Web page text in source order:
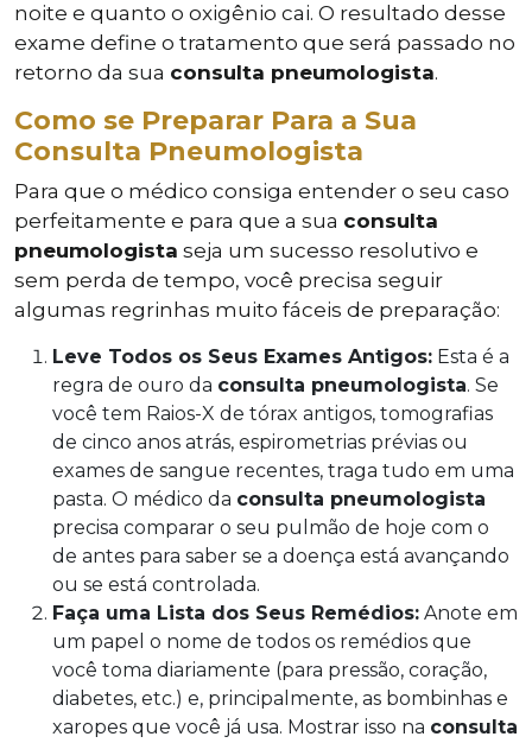
noite e quanto o oxigênio cai. O resultado desse
exame define o tratamento que será passado no
retorno da sua consulta pneumologista.
Como se Preparar Para a Sua
Consulta Pneumologista
Para que o médico consiga entender o seu caso
perfeitamente e para que a sua consulta
pneumologista seja um sucesso resolutivo e
sem perda de tempo, você precisa seguir
algumas regrinhas muito fáceis de preparação:
Leve Todos os Seus Exames Antigos: Esta é a
regra de ouro da consulta pneumologista. Se
você tem Raios-X de tórax antigos, tomografias
de cinco anos atrás, espirometrias prévias ou
exames de sangue recentes, traga tudo em uma
pasta. O médico da consulta pneumologista
precisa comparar o seu pulmão de hoje com o
de antes para saber se a doença está avançando
ou se está controlada.
Faça uma Lista dos Seus Remédios: Anote em
um papel o nome de todos os remédios que
você toma diariamente (para pressão, coração,
diabetes, etc.) e, principalmente, as bombinhas e
xaropes que você já usa. Mostrar isso na consulta